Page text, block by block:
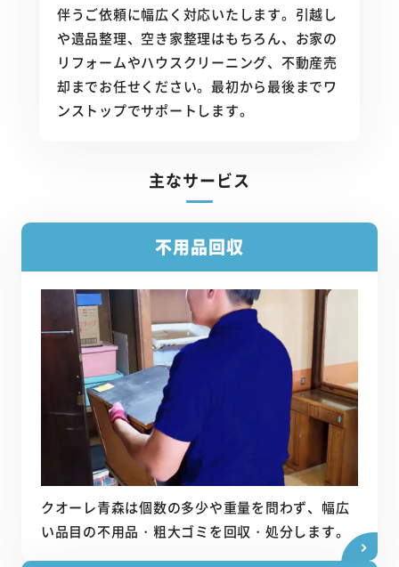
伴うご依頼に幅広く対応いたします。引越し
や遺品整理、空き家整理はもちろん、お家の
リフォームやハウスクリーニング、不動産売
却までお任せください。最初から最後までワ
ンストップでサポートします。
主なサービス
不用品回収
クオーレ青森は個数の多少や重量を問わず、幅広
い品目の不用品・粗大ゴミを回収・処分します。